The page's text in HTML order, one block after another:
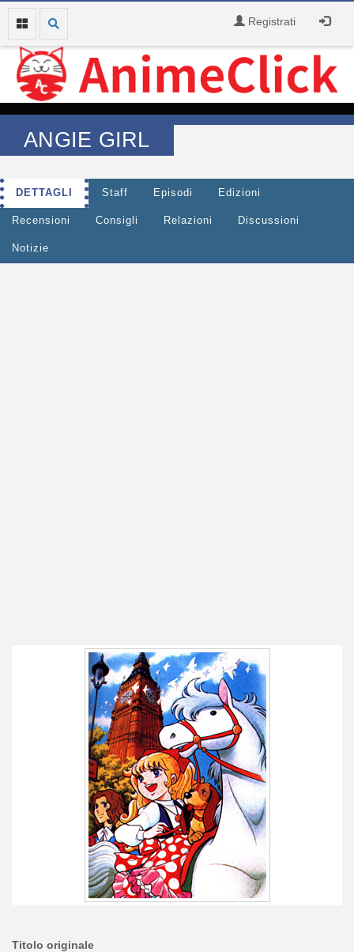
Registrati
ANGIE GIRL
DETTAGLI Staff Episodi Edizioni
Recensioni Consigli Relazioni Discussioni
Notizie
Titolo originale